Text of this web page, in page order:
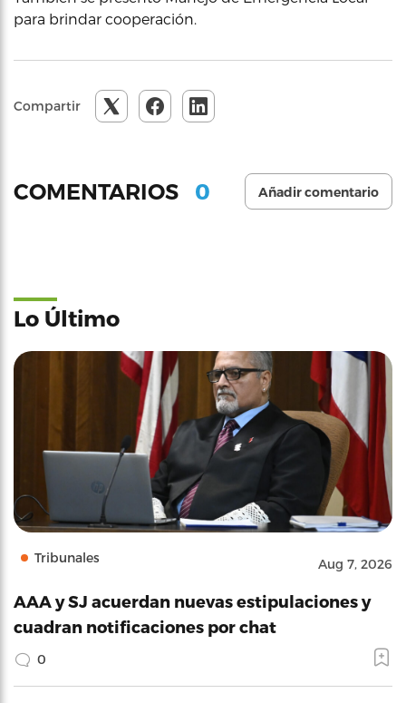
para brindar cooperación.
Compartir
COMENTARIOS 0 Añadir comentario
Lo Último
Tribunales Aug 7, 2026
AAA y SJ acuerdan nuevas estipulaciones y
cuadran notificaciones por chat
0